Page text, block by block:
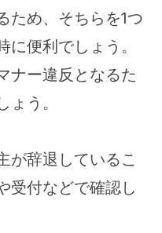
ため、そちらを1つ
便利でしょう。
ナー違反となるた
う。
が辞退しているこ
受付などで確認し